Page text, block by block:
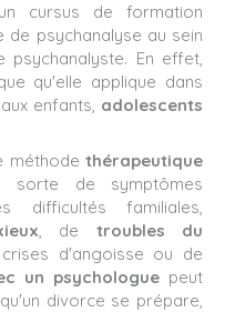
cursus de formation
psychanalyse au sein
En effet,
qu'elle applique dans
enfants, adolescents
méthodethérapeutique
de symptômes
difficultés familiales,
, de troubles du
d'angoisse ou de
un psychologuepeut
divorce se prépare,